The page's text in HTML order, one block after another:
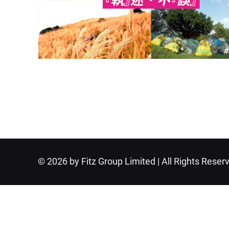
© 2026 by Fitz Group Limited | All Rights